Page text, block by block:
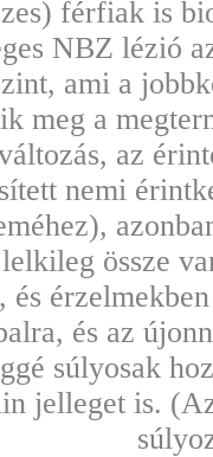
férfiak is
NBZ lézió
ami a
meg a
az
nemi
össze
és az
súlyosak
jelleget is.